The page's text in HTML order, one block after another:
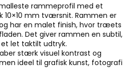
rammeprofil med et
10×10 mm tværsnit. Rammen er
har en malet finish, hvor træets
Det giver rammen en subtil,
let taktilt udtryk.
stærk visuel kontrast og
ideel til grafisk kunst, fotografi